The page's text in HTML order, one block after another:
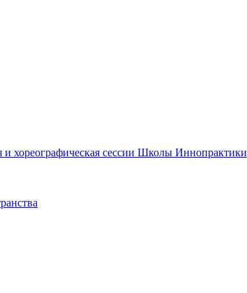
и хореографическая сессии Школы Иннопрактики